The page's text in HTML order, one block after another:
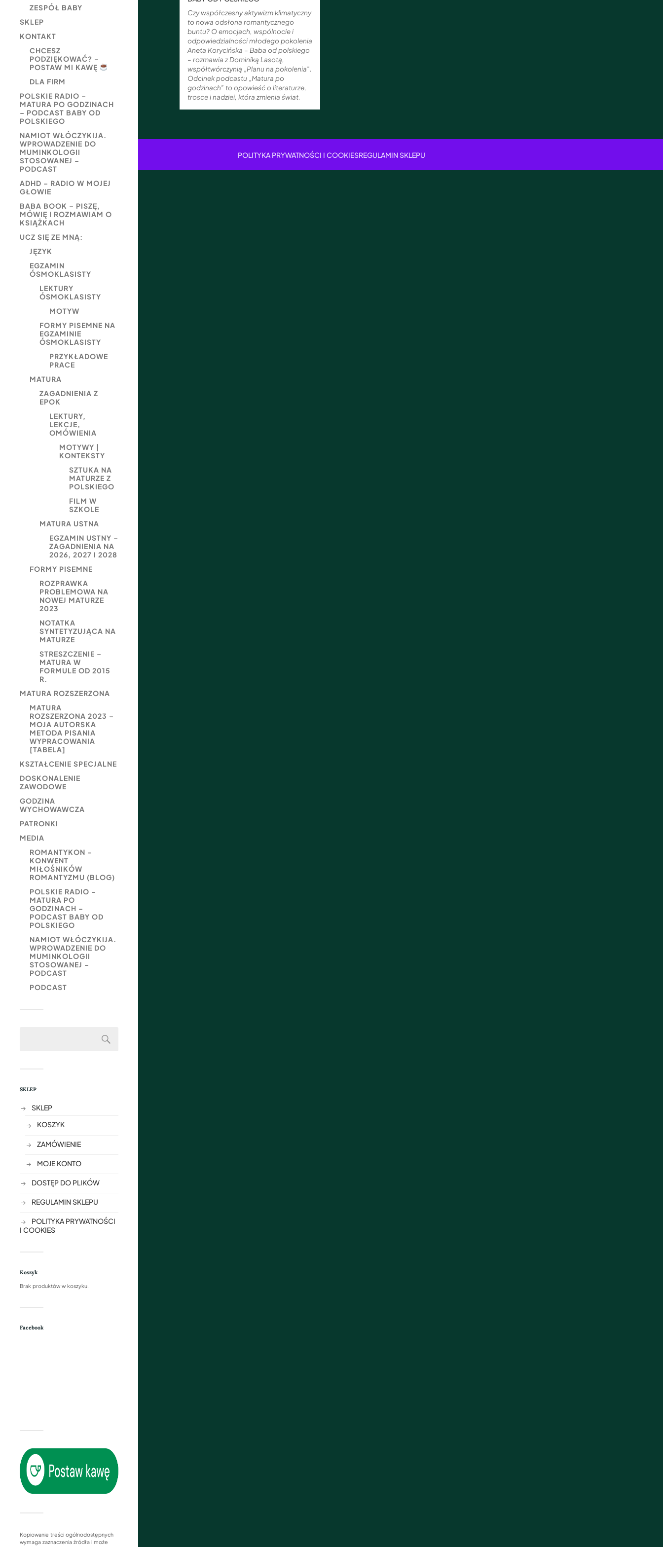
ZESPÓŁ BABY
SKLEP
KONTAKT
CHCESZ
PODZIĘKOWAĆ? –
POSTAW MI KAWĘ
DLA FIRM
POLSKIE RADIO –
MATURA PO GODZINACH
– PODCAST BABY OD
POLSKIEGO
NAMIOT WŁÓCZYKIJA.
WPROWADZENIE DO
MUMINKOLOGII
STOSOWANEJ –
PODCAST
ADHD – RADIO W MOJEJ
GŁOWIE
BABA BOOK – PISZĘ,
MÓWIĘ I ROZMAWIAM O
KSIĄŻKACH
UCZ SIĘ ZE MNĄ:
JĘZYK
EGZAMIN
ÓSMOKLASISTY
LEKTURY
ÓSMOKLASISTY
MOTYW
FORMY PISEMNE NA
EGZAMINIE
ÓSMOKLASISTY
PRZYKŁADOWE
PRACE
MATURA
ZAGADNIENIA Z
EPOK
LEKTURY,
LEKCJE,
OMÓWIENIA
MOTYWY |
KONTEKSTY
SZTUKA NA
MATURZE Z
POLSKIEGO
FILM W
SZKOLE
MATURA USTNA
EGZAMIN USTNY –
ZAGADNIENIA NA
2026, 2027 I 2028
FORMY PISEMNE
ROZPRAWKA
PROBLEMOWA NA
NOWEJ MATURZE
2023
NOTATKA
SYNTETYZUJĄCA NA
MATURZE
STRESZCZENIE –
MATURA W
FORMULE OD 2015
R.
MATURA ROZSZERZONA
MATURA
ROZSZERZONA 2023 –
MOJA AUTORSKA
METODA PISANIA
WYPRACOWANIA
[TABELA]
KSZTAŁCENIE SPECJALNE
DOSKONALENIE
ZAWODOWE
GODZINA
WYCHOWAWCZA
PATRONKI
MEDIA
ROMANTYKON –
KONWENT
MIŁOŚNIKÓW
ROMANTYZMU (BLOG)
POLSKIE RADIO –
MATURA PO
GODZINACH –
PODCAST BABY OD
POLSKIEGO
NAMIOT WŁÓCZYKIJA.
WPROWADZENIE DO
MUMINKOLOGII
STOSOWANEJ –
PODCAST
PODCAST
SKLEP
SKLEP
KOSZYK
ZAMÓWIENIE
MOJE KONTO
DOSTĘP DO PLIKÓW
REGULAMIN SKLEPU
POLITYKA PRYWATNOŚCI
I COOKIES
Koszyk
Brak produktów w koszyku.
Facebook
Kopiowanie treści ogólnodostępnych
wymaga zaznaczenia źródła i może
Czy współczesny aktywizm klimatyczny
to nowa odsłona romantycznego
buntu? O emocjach, wspólnocie i
odpowiedzialności młodego pokolenia
Aneta Korycińska – Baba od polskiego
– rozmawia z Dominiką Lasotą,
współtwórczynią „Planu na pokolenia”.
Odcinek podcastu „Matura po
godzinach” to opowieść o literaturze,
trosce i nadziei, która zmienia świat.
POLITYKA PRYWATNOŚCI I COOKIESREGULAMIN SKLEPU